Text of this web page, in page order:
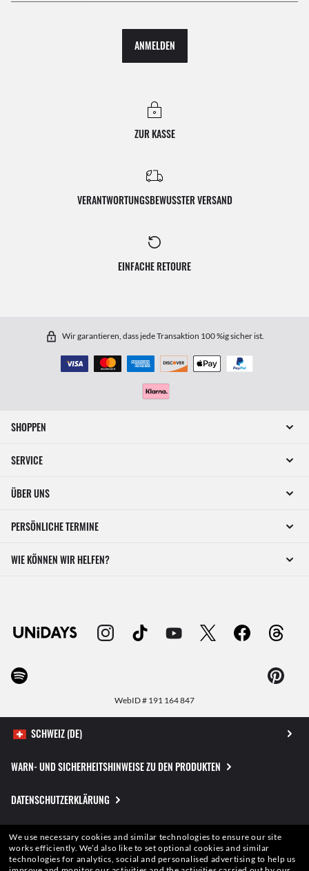
ANMELDEN
ZUR KASSE
VERANTWORTUNGSBEWUSSTER VERSAND
EINFACHE RETOURE
Wir garantieren, dass jede Transaktion 100 %ig sicher ist.
SHOPPEN
SERVICE
ÜBER UNS
PERSÖNLICHE TERMINE
WIE KÖNNEN WIR HELFEN?
WebID # 191 164 847
WARN- UND SICHERHEITSHINWEISE ZU DEN PRODUKTEN
DATENSCHUTZERKLÄRUNG
SITEMAP
NUTZUNGSBEDINGUNGEN
We use necessary cookies and similar technologies to ensure our site
works efficiently. We’d also like to set optional cookies and similar
technologies for analytics, social and personalised advertising to help us